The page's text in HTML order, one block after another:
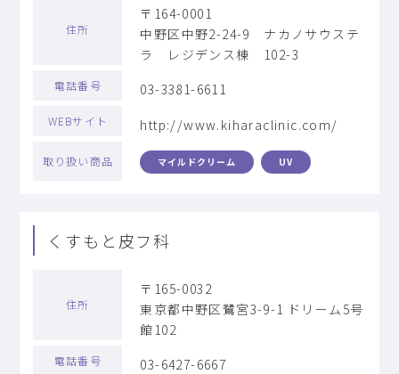
住所
〒164-0001
中野区中野2-24-9 ナカノサウステ
ラ レジデンス棟 102-3
電話番号 03-3381-6611
WEBサイト http://www.kiharaclinic.com/
取り扱い商品 マイルドクリーム UV
くすもと皮フ科
住所
〒165-0032
東京都中野区鷺宮3-9-1 ドリーム5号
館102
電話番号 03-6427-6667